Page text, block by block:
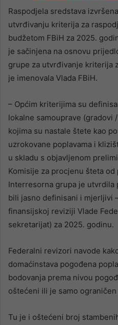
Raspodjela sredstava
utvrđivanju kriterija za
budžetom FBiH za 2025.
je sačinjena na osnovu
grupe za utvrđivanje kriterija
je imenovala Vlada FBiH.
– Općim kriterijima su
lokalne samouprave (gradovi
kojima su nastale štete kao
uzrokovane poplavama i
u skladu s objavljenom
Komisije za procjenu šteta
Interresorna grupa je
bili jasno definisani i mjerljivi
finansijskoj reviziji Vlade
sekretarijat) za 2025. godinu.
Federalni revizori navode
domaćinstava pogođena
bodovanja prema nivou
oštećeni ili je samo
Tu je i oštećeni broj